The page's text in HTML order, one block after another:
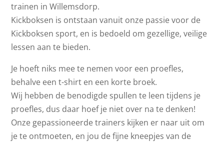
trainen in Willemsdorp.
Kickboksen is ontstaan vanuit onze passie voor de
Kickboksen sport, en is bedoeld om gezellige, veilige
lessen aan te bieden.
Je hoeft niks mee te nemen voor een proefles,
behalve een t-shirt en een korte broek.
Wij hebben de benodigde spullen te leen tijdens je
proefles, dus daar hoef je niet over na te denken!
Onze gepassioneerde trainers kijken er naar uit om
je te ontmoeten, en jou de fijne kneepjes van de